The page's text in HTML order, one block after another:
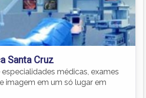
Santa Cruz
médicas, exames
imagem em um só lugar em